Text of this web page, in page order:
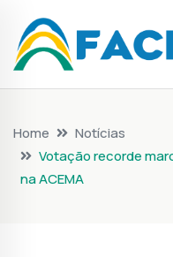
Home
Notícias
Votação recorde
na ACEMA